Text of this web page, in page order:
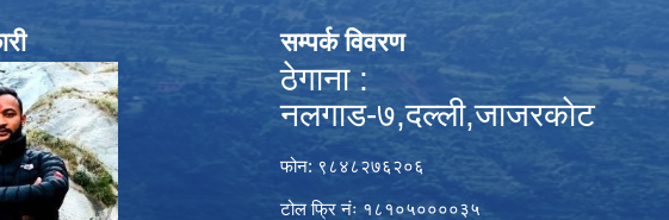
सम्पर्क विवरण
ठेगाना :
नलगाड-७,दल्ली,जाजरकाेट
फोन: ९८४८२७६२०६
टोल फ्रि नंः १८१०५००००३५